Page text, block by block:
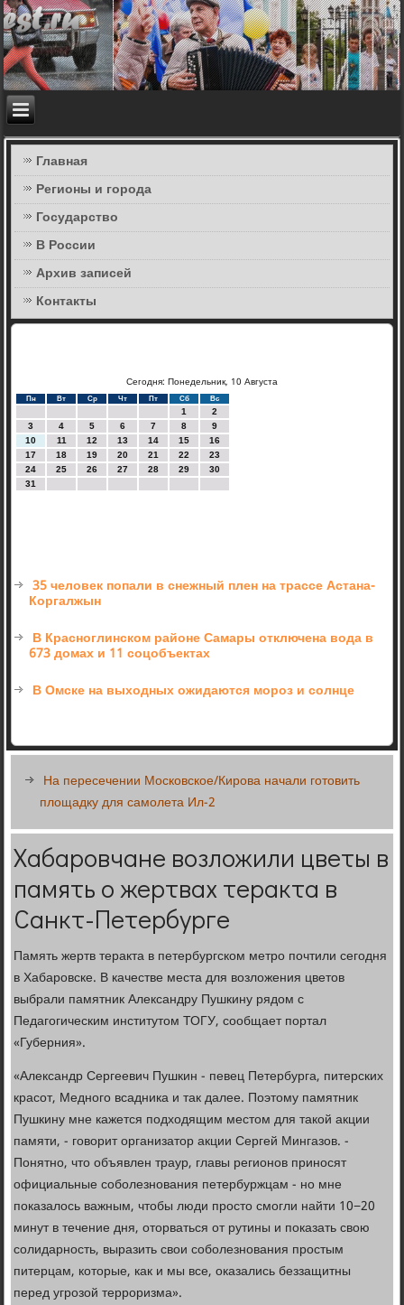
Главная
Регионы и города
Государство
В России
Архив записей
Контакты
Сегодня: Понедельник, 10 Августа
Пн Вт Ср Чт Пт Сб Вс
1
2
3
4 5 6 7 8
9
10
11 12 13 14 15
16
17
18 19 20 21 22
23
24
25 26 27 28 29
30
31
35 человек попали в снежный плен на трассе Астана-
Коргалжын
В Красноглинском районе Самары отключена вода в
673 домах и 11 соцобъектах
В Омске на выходных ожидаются мороз и солнце
На пересечении Московское/Кирова начали готовить
площадку для самолета Ил-2
Хабаровчане возложили цветы в
память о жертвах теракта в
Санкт-Петербурге
Память жертв теракта в петербургском метро почтили сегодня
в Хабаровске. В качестве места для возложения цветов
выбрали памятник Александру Пушкину рядом с
Педагогическим институтом ТОГУ, сообщает портал
«Губерния».
«Александр Сергеевич Пушкин - певец Петербурга, питерских
красот, Медного всадника и так далее. Поэтому памятник
Пушкину мне кажется подходящим местом для такой акции
памяти, - говорит организатор акции Сергей Мингазов. -
Понятно, что объявлен траур, главы регионов приносят
официальные соболезнования петербуржцам - но мне
показалось важным, чтобы люди просто смогли найти 10−20
минут в течение дня, оторваться от рутины и показать свою
солидарность, выразить свои соболезнования простым
питерцам, которые, как и мы все, оказались беззащитны
перед угрозой терроризма».